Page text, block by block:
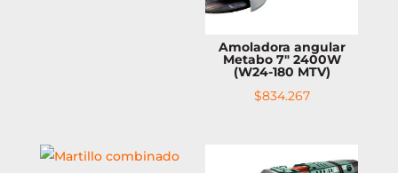
Amoladora angular
Metabo 7″ 2400W
(W24-180 MTV)
$834.267